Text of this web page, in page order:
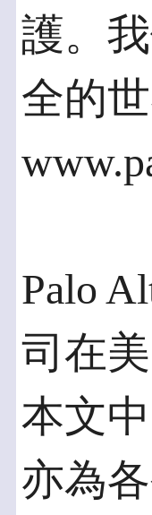
護。
全的
Palo
司在
本文
亦為